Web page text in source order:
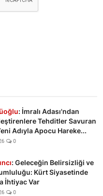
: İmralı Adası'ndan
Tehditler Savuran
Adıyla Apocu Hareke...
0
: Geleceğin Belirsizliği ve
Kürt Siyasetinde
İhtiyac Var
0